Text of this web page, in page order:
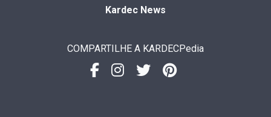
Kardec News
COMPARTILHE A KARDECPedia